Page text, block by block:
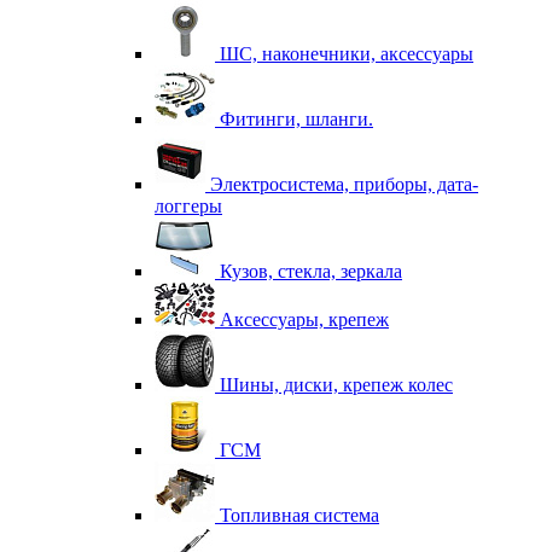
ШС, наконечники, аксессуары
Фитинги, шланги.
Электросистема, приборы, дата-
логгеры
Кузов, стекла, зеркала
Аксессуары, крепеж
Шины, диски, крепеж колес
ГСМ
Топливная система